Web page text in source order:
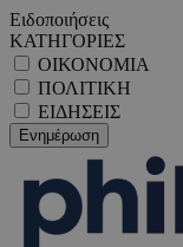
Ειδοποιήσεις
ΚΑΤΗΓΟΡΙΕΣ
ΟΙΚΟΝΟΜΙΑ
ΠΟΛΙΤΙΚΗ
ΕΙΔΗΣΕΙΣ